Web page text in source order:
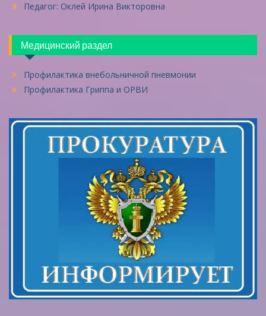
Педагог: Оклей Ирина Викторовна
Медицинский раздел
Профилактика внебольничной пневмонии
Профилактика Гриппа и ОРВИ